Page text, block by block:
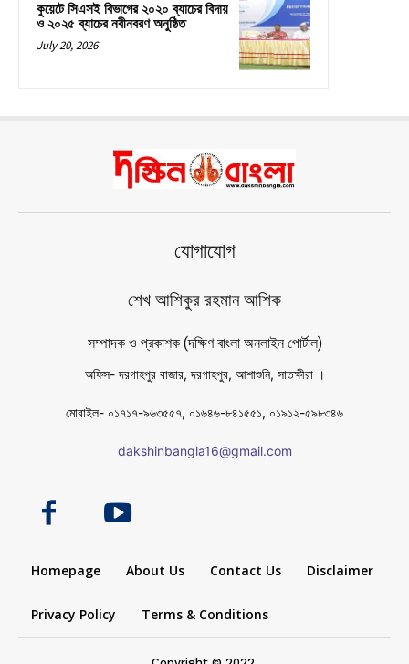
কুয়েটে সিএসই বিভাগের ২০২০ ব্যাচের বিদায়
ও ২০২৫ ব্যাচের নবীনবরণ অনুষ্ঠিত
July 20, 2026
যোগাযোগ
শেখ আশিকুর রহমান আশিক
সম্পাদক ও প্রকাশক (দক্ষিণ বাংলা অনলাইন পোর্টাল)
অফিস- দরগাহপুর বাজার, দরগাহপুর, আশাশুনি, সাতক্ষীরা ।
মোবাইল- ০১৭১৭-৯৬৩৫৫৭, ০১৬৪৬-৮৪১৫৫১, ০১৯১২-৫৯৮৩৪৬
dakshinbangla16@gmail.com
Homepage About Us Contact Us Disclaimer
Privacy Policy Terms & Conditions